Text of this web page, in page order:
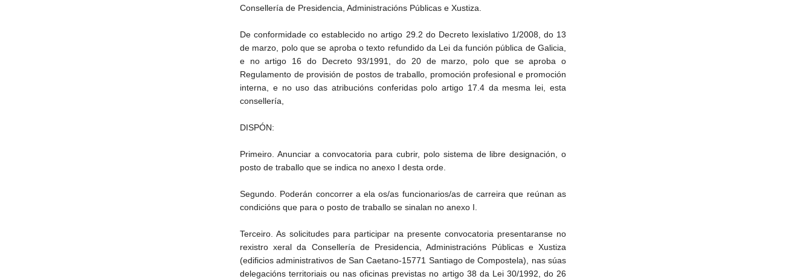
Consellería de Presidencia, Administracións Públicas e Xustiza.
De conformidade co establecido no artigo 29.2 do Decreto lexislativo 1/2008, do 13
de marzo, polo que se aproba o texto refundido da Lei da función pública de Galicia,
e no artigo 16 do Decreto 93/1991, do 20 de marzo, polo que se aproba o
Regulamento de provisión de postos de traballo, promoción profesional e promoción
interna, e no uso das atribucións conferidas polo artigo 17.4 da mesma lei, esta
consellería,
DISPÓN:
Primeiro. Anunciar a convocatoria para cubrir, polo sistema de libre designación, o
posto de traballo que se indica no anexo I desta orde.
Segundo. Poderán concorrer a ela os/as funcionarios/as de carreira que reúnan as
condicións que para o posto de traballo se sinalan no anexo I.
Terceiro. As solicitudes para participar na presente convocatoria presentaranse no
rexistro xeral da Consellería de Presidencia, Administracións Públicas e Xustiza
(edificios administrativos de San Caetano-15771 Santiago de Compostela), nas súas
delegacións territoriais ou nas oficinas previstas no artigo 38 da Lei 30/1992, do 26